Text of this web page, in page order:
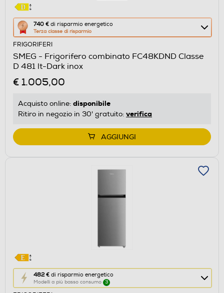
740 € di risparmio energetico
Terza classe di risparmio
Questa
azione
aprirà
il
Calcolatore
di
energetico
Youreko.
FRIGORIFERI
SMEG - Frigorifero combinato FC48KDND Classe
D 481 lt-Dark inox
€ 1.005,00
Acquisto online: disponibile
Ritiro in negozio in 30' gratuito: verifica
AGGIUNGI
482 € di risparmio energetico
Modelli a più basso consumo 3
Questa
azione